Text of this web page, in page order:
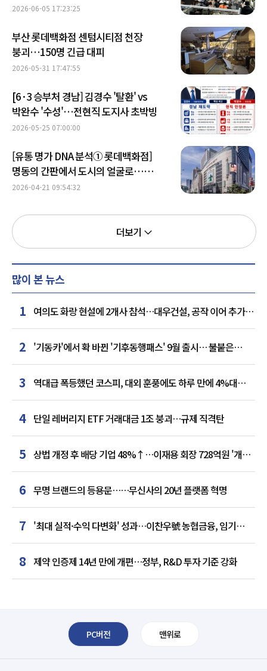
2026-06-05 17:23:25
부산 롯데백화점 센텀시티점 천장
붕괴…150명 긴급 대피
2026-05-31 17:47:55
[6·3 승부처 경남] 김경수 '탈환' vs
박완수 '수성'…전현직 도지사 초박빙
2026-05-25 07:00:00
[유통 명가 DNA 분석① 롯데백화점]
명동의 간판에서 도시의 얼굴로…
롯데백화점 성장의 서사
2026-04-21 09:54:32
더보기
많이 본 뉴스
1 여의도 화랑 현설에 2개사 참석…대우건설, 공작 이어 추가
거점 확보하나
2 '기동카'에서 확 바뀐 '기후동행패스' 9월 출시… 불붙은
카드사 경쟁
3
역대급 폭등했던 코스피, 대외 훈풍에도 하루 만에 4%대
급락
4 단일 레버리지 ETF 거래대금 1조 붕괴…규제 직격탄
5 상법 개정 후 배당 기업 48%↑…이재용 회장 728억원 '개인
최다'
6 무명 브랜드의 등용문……무신사의 20년 플랫폼 혁명
7 '최대 실적·수익 다변화' 성과…이찬우號 농협금융, 임기
말년 성장 박차
8 제약 인증제 14년 만에 개편…정부, R&D 투자 기준 강화
PC버전 맨위로